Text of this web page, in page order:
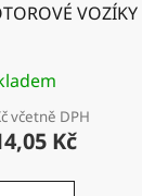
VOZÍKY
včetně DPH
Kč